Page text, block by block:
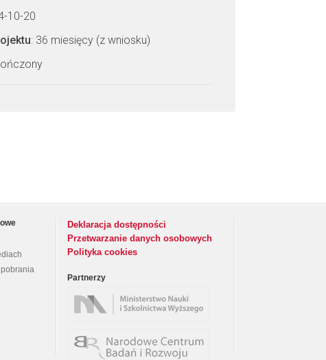
10-20
: 36 miesięcy (z wniosku)
pobrania
Deklaracja dostępności
Przetwarzanie danych osobowych
Polityka cookies
Partnerzy